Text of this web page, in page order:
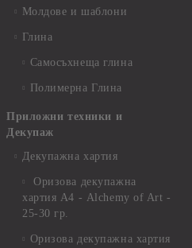
Молдове и шаблони
Глина
Самосъхнеща глина
Полимерна Глина
Приложни техники и
Декупаж
Декупажна хартия
Оризова декупажна
хартия А4 - Alchemy of Art -
25-30 гр.
Оризова декупажна хартия